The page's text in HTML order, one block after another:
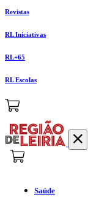
Revistas
RL Iniciativas
RL+65
RL Escolas
Saúde